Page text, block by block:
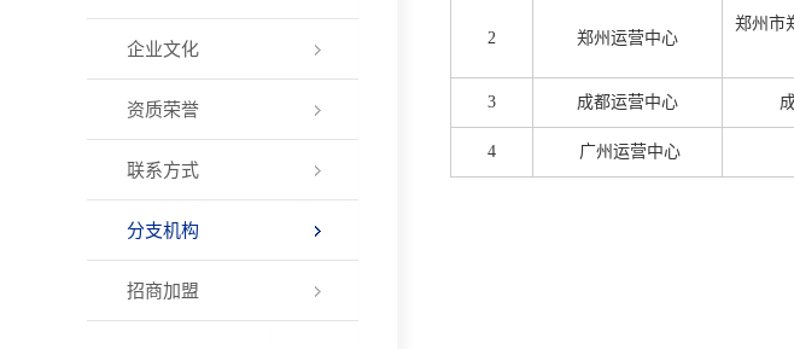
企业文化
资质荣誉
联系方式
分支机构
招商加盟
2 郑州运营中心
郑州市
3 成都运营中心
4 广州运营中心